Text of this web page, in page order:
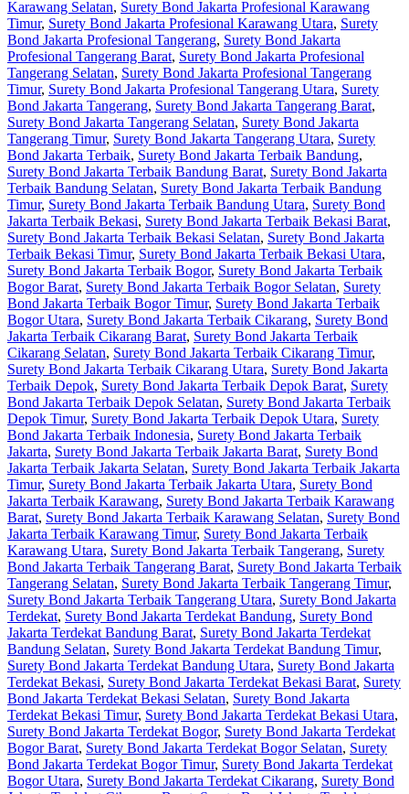
Karawang Selatan, Surety Bond Jakarta Profesional Karawang
Timur, Surety Bond Jakarta Profesional Karawang Utara, Surety
Bond Jakarta Profesional Tangerang, Surety Bond Jakarta
Profesional Tangerang Barat, Surety Bond Jakarta Profesional
Tangerang Selatan, Surety Bond Jakarta Profesional Tangerang
Timur, Surety Bond Jakarta Profesional Tangerang Utara, Surety
Bond Jakarta Tangerang, Surety Bond Jakarta Tangerang Barat,
Surety Bond Jakarta Tangerang Selatan, Surety Bond Jakarta
Tangerang Timur, Surety Bond Jakarta Tangerang Utara, Surety
Bond Jakarta Terbaik, Surety Bond Jakarta Terbaik Bandung,
Surety Bond Jakarta Terbaik Bandung Barat, Surety Bond Jakarta
Terbaik Bandung Selatan, Surety Bond Jakarta Terbaik Bandung
Timur, Surety Bond Jakarta Terbaik Bandung Utara, Surety Bond
Jakarta Terbaik Bekasi, Surety Bond Jakarta Terbaik Bekasi Barat,
Surety Bond Jakarta Terbaik Bekasi Selatan, Surety Bond Jakarta
Terbaik Bekasi Timur, Surety Bond Jakarta Terbaik Bekasi Utara,
Surety Bond Jakarta Terbaik Bogor, Surety Bond Jakarta Terbaik
Bogor Barat, Surety Bond Jakarta Terbaik Bogor Selatan, Surety
Bond Jakarta Terbaik Bogor Timur, Surety Bond Jakarta Terbaik
Bogor Utara, Surety Bond Jakarta Terbaik Cikarang, Surety Bond
Jakarta Terbaik Cikarang Barat, Surety Bond Jakarta Terbaik
Cikarang Selatan, Surety Bond Jakarta Terbaik Cikarang Timur,
Surety Bond Jakarta Terbaik Cikarang Utara, Surety Bond Jakarta
Terbaik Depok, Surety Bond Jakarta Terbaik Depok Barat, Surety
Bond Jakarta Terbaik Depok Selatan, Surety Bond Jakarta Terbaik
Depok Timur, Surety Bond Jakarta Terbaik Depok Utara, Surety
Bond Jakarta Terbaik Indonesia, Surety Bond Jakarta Terbaik
Jakarta, Surety Bond Jakarta Terbaik Jakarta Barat, Surety Bond
Jakarta Terbaik Jakarta Selatan, Surety Bond Jakarta Terbaik Jakarta
Timur, Surety Bond Jakarta Terbaik Jakarta Utara, Surety Bond
Jakarta Terbaik Karawang, Surety Bond Jakarta Terbaik Karawang
Barat, Surety Bond Jakarta Terbaik Karawang Selatan, Surety Bond
Jakarta Terbaik Karawang Timur, Surety Bond Jakarta Terbaik
Karawang Utara, Surety Bond Jakarta Terbaik Tangerang, Surety
Bond Jakarta Terbaik Tangerang Barat, Surety Bond Jakarta Terbaik
Tangerang Selatan, Surety Bond Jakarta Terbaik Tangerang Timur,
Surety Bond Jakarta Terbaik Tangerang Utara, Surety Bond Jakarta
Terdekat, Surety Bond Jakarta Terdekat Bandung, Surety Bond
Jakarta Terdekat Bandung Barat, Surety Bond Jakarta Terdekat
Bandung Selatan, Surety Bond Jakarta Terdekat Bandung Timur,
Surety Bond Jakarta Terdekat Bandung Utara, Surety Bond Jakarta
Terdekat Bekasi, Surety Bond Jakarta Terdekat Bekasi Barat, Surety
Bond Jakarta Terdekat Bekasi Selatan, Surety Bond Jakarta
Terdekat Bekasi Timur, Surety Bond Jakarta Terdekat Bekasi Utara,
Surety Bond Jakarta Terdekat Bogor, Surety Bond Jakarta Terdekat
Bogor Barat, Surety Bond Jakarta Terdekat Bogor Selatan, Surety
Bond Jakarta Terdekat Bogor Timur, Surety Bond Jakarta Terdekat
Bogor Utara, Surety Bond Jakarta Terdekat Cikarang, Surety Bond